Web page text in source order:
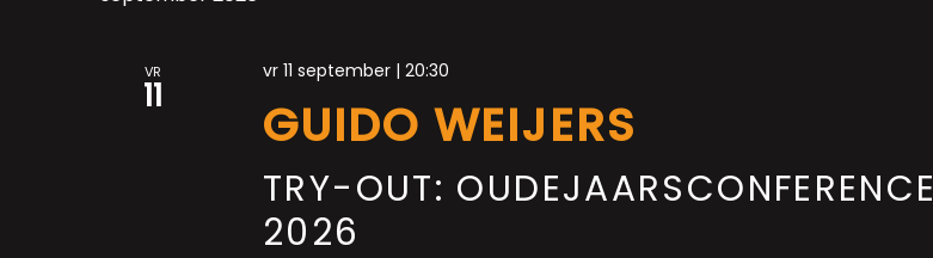
VR
11
vr 11 september | 20:30
GUIDO WEIJERS
TRY-OUT: OUDEJAARSCONFERENCE
2026